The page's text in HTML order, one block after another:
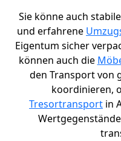
Sie könne auch stabile
und erfahrene
Eigentum sicher
können auch die
den Transport von
koordinieren,
Tresortransport in